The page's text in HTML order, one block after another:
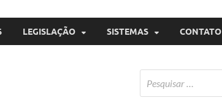
LEGISLAÇÃO SISTEMAS CONTATO